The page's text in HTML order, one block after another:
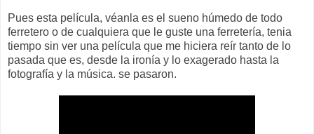
Pues esta película, véanla es el sueno húmedo de todo
ferretero o de cualquiera que le guste una ferretería, tenia
tiempo sin ver una película que me hiciera reír tanto de lo
pasada que es, desde la ironía y lo exagerado hasta la
fotografía y la música. se pasaron.